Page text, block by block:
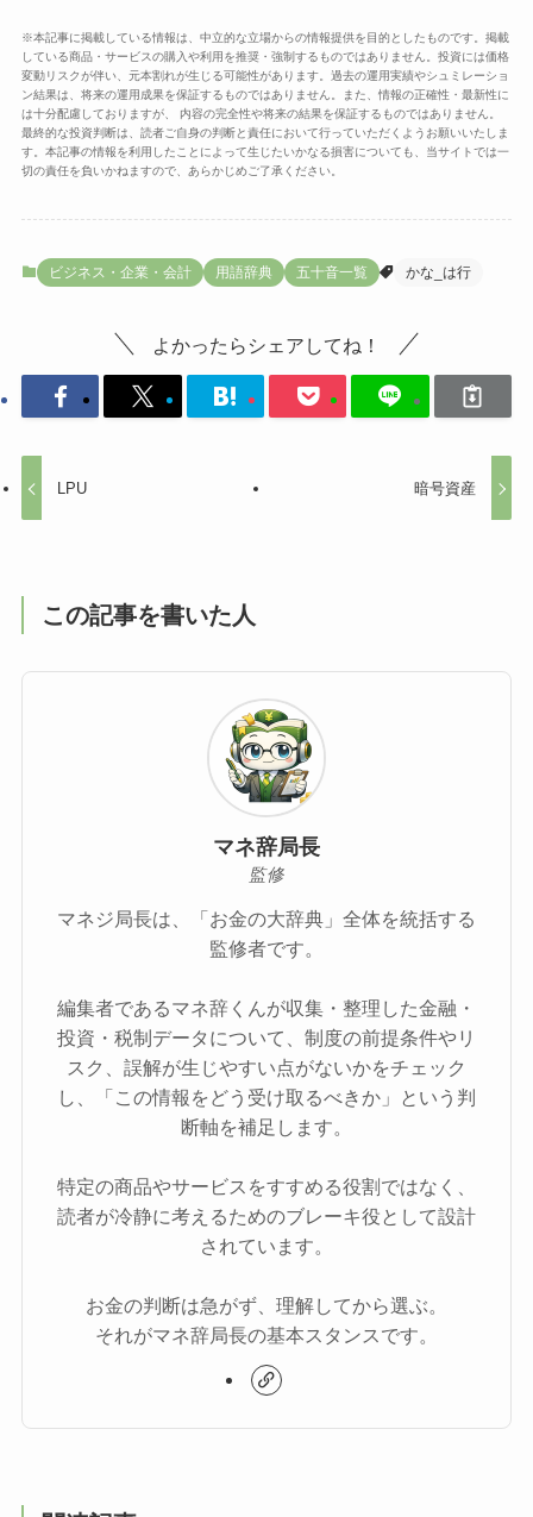
※本記事に掲載している情報は、中立的な立場からの情報提供を目的としたものです。掲載
している商品・サービスの購入や利用を推奨・強制するものではありません。投資には価格
変動リスクが伴い、元本割れが生じる可能性があります。過去の運用実績やシュミレーショ
ン結果は、将来の運用成果を保証するものではありません。また、情報の正確性・最新性に
は十分配慮しておりますが、 内容の完全性や将来の結果を保証するものではありません。
最終的な投資判断は、読者ご自身の判断と責任において行っていただくようお願いいたしま
す。本記事の情報を利用したことによって生じたいかなる損害についても、当サイトでは一
切の責任を負いかねますので、あらかじめご了承ください。
ビジネス・企業・会計 用語辞典 五十音一覧 かな_は行
よかったらシェアしてね！
LPU 暗号資産
この記事を書いた人
マネ辞局長
監修
マネジ局長は、「お金の大辞典」全体を統括する
監修者です。
編集者であるマネ辞くんが収集・整理した金融・
投資・税制データについて、制度の前提条件やリ
スク、誤解が生じやすい点がないかをチェック
し、「この情報をどう受け取るべきか」という判
断軸を補足します。
特定の商品やサービスをすすめる役割ではなく、
読者が冷静に考えるためのブレーキ役として設計
されています。
お金の判断は急がず、理解してから選ぶ。
それがマネ辞局長の基本スタンスです。